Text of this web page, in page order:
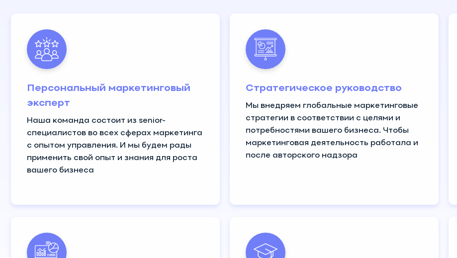
Персональный маркетинговый
эксперт
Наша команда состоит из senior-
специалистов во всех сферах маркетинга
с опытом управления. И мы будем рады
применить свой опыт и знания для роста
вашего бизнеса
Стратегическое руководство
Мы внедряем глобальные маркетинговые
стратегии в соответствии с целями и
потребностями вашего бизнеса. Чтобы
маркетинговая деятельность работала и
после авторского надзора